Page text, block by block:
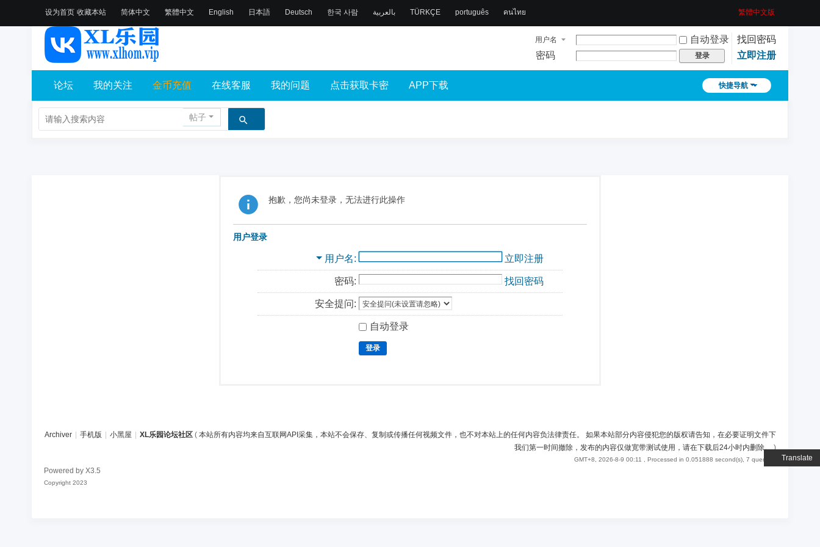
设为首页 收藏本站
Translate
简体中文 繁體中文 English 日本語 Deutsch 한국 사람 بالعربية TÜRKÇE português คนไทย 繁體中文版
用户名 自动登录
找回密码
密码
登录 立即注册
快捷导航
论坛 我的关注 金币充值 在线客服 我的问题 点击获取卡密 APP下载
帖子
抱歉，您尚未登录，无法进行此操作
用户登录
用户名 立即注册
密码: 找回密码
安全提问:
自动登录
登录
Archiver 手机版 小黑屋 XL乐园论坛社区 ( 本站所有内容均来自互联网API采集，本站不会保存、复制或传播任何视频文件，也不对本站上的任何内容负法律责任。 如果本站部分内容侵犯您的版权请告知，在必要证明文件下
我们第一时间撤除，发布的内容仅做宽带测试使用，请在下载后24小时内删除。)
GMT+8, 2026-8-9 00:11 , Processed in 0.051888 second(s), 7 queries .
Powered by X3.5
Copyright 2023